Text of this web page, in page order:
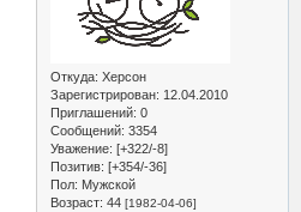
Откуда: Херсон
Зарегистрирован: 12.04.2010
Приглашений: 0
Сообщений: 3354
Уважение: [+322/-8]
Позитив: [+354/-36]
Пол: Мужской
Возраст: 44 [1982-04-06]